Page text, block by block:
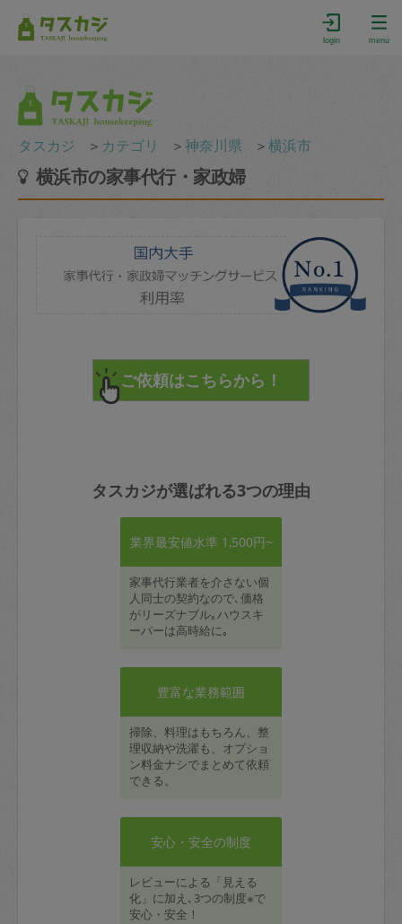
login menu
タスカジ ＞ カテゴリ ＞神奈川県 ＞横浜市
横浜市の家事代行・家政婦
タスカジが選ばれる3つの理由
業界最安値水準 1,500円~
家事代行業者を介さない個
人同士の契約なので､価格
がリーズナブル｡ハウスキ
ーパーは高時給に｡
豊富な業務範囲
掃除、料理はもちろん、整
理収納や洗濯も、オプショ
ン料金ナシでまとめて依頼
できる。
安心・安全の制度
レビューによる「見える
化」に加え､3つの制度※で
安心・安全！